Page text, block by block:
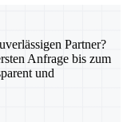
Partner?
Anfrage bis zum
und